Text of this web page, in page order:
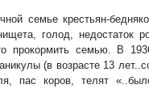
семье крестьян-
голод, недостаток
прокормить семью. В
(в возрасте 13
пас коров, телят